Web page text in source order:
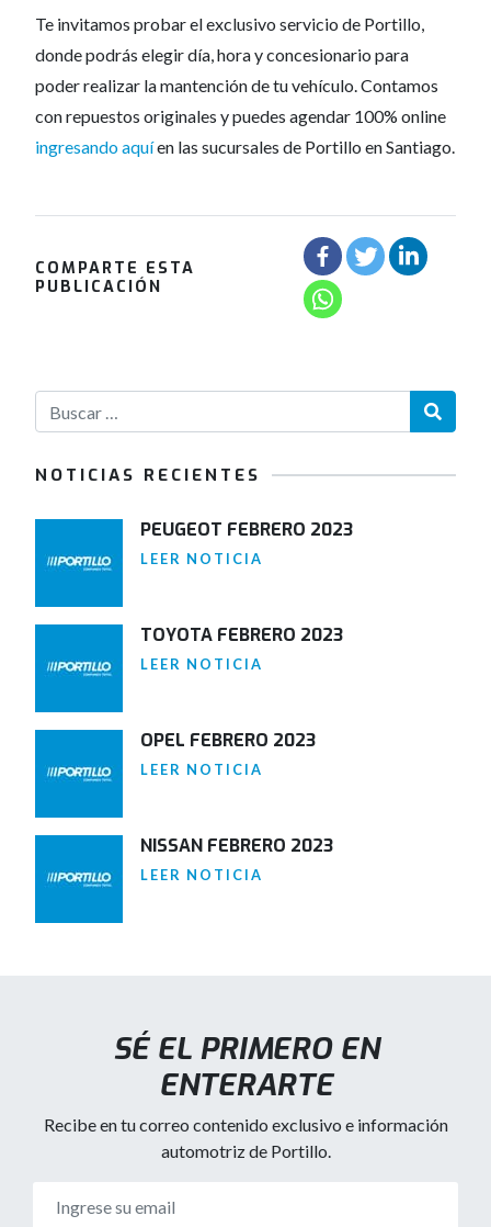
Te invitamos probar el exclusivo servicio de Portillo,
donde podrás elegir día, hora y concesionario para
poder realizar la mantención de tu vehículo. Contamos
con repuestos originales y puedes agendar 100% online
ingresando aquíen las sucursales de Portillo en Santiago.
COMPARTE ESTA
PUBLICACIÓN
NOTICIAS RECIENTES
PEUGEOT FEBRERO 2023
LEER NOTICIA
TOYOTA FEBRERO 2023
LEER NOTICIA
OPEL FEBRERO 2023
LEER NOTICIA
NISSAN FEBRERO 2023
LEER NOTICIA
SÉ EL PRIMERO EN
ENTERARTE
Recibe en tu correo contenido exclusivo e información
automotriz de Portillo.